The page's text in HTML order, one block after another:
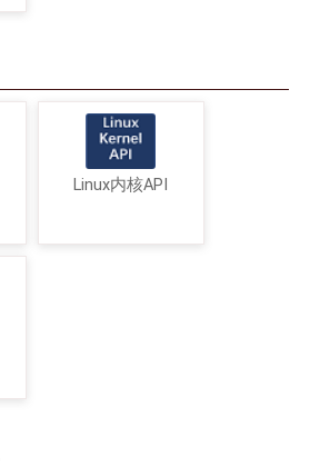
Linux内核API